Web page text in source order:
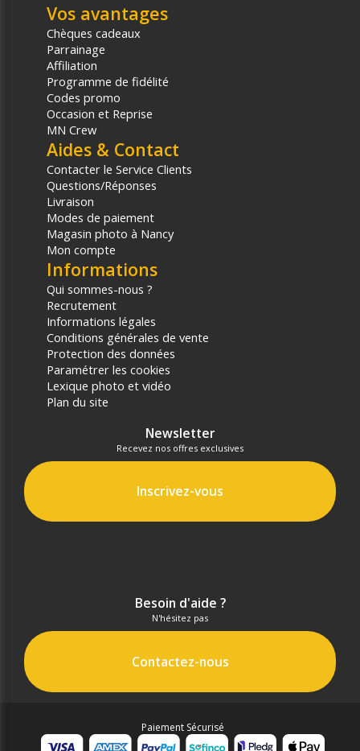
Vos avantages
Chèques cadeaux
Parrainage
Affiliation
Programme de fidélité
Codes promo
Occasion et Reprise
MN Crew
Aides & Contact
Contacter le Service Clients
Questions/Réponses
Livraison
Modes de paiement
Magasin photo à Nancy
Mon compte
Informations
Qui sommes-nous ?
Recrutement
Informations légales
Conditions générales de vente
Protection des données
Paramétrer les cookies
Lexique photo et vidéo
Plan du site
Newsletter
Recevez nos offres exclusives
Inscrivez-vous
Besoin d'aide ?
N'hésitez pas
Contactez-nous
Paiement Sécurisé